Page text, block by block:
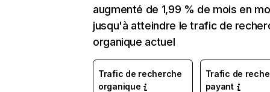
augmenté de 1,99 % de mois en
jusqu'à atteindre le trafic de
organique actuel
Trafic de recherche
organique
Trafic de
payant